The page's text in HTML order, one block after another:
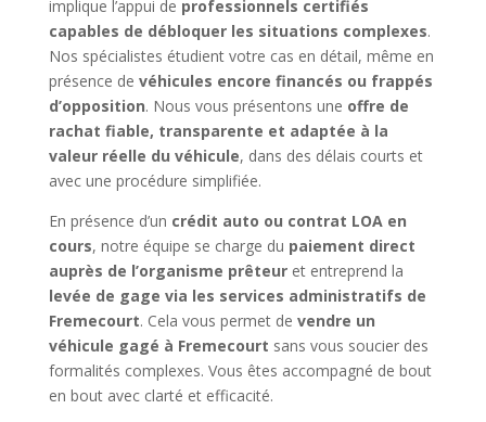
implique l’appui de professionnels certifiés
capables de débloquer les situations complexes.
Nos spécialistes étudient votre cas en détail, même en
présence de véhicules encore financés ou frappés
d’opposition. Nous vous présentons une offre de
rachat fiable, transparente et adaptée à la
valeur réelle du véhicule, dans des délais courts et
avec une procédure simplifiée.
En présence d’un crédit auto ou contrat LOA en
cours, notre équipe se charge du paiement direct
auprès de l’organisme prêteuret entreprend la
levée de gage via les services administratifs de
Fremecourt. Cela vous permet de vendre un
véhicule gagé à Fremecourt sans vous soucier des
formalités complexes. Vous êtes accompagné de bout
en bout avec clarté et efficacité.